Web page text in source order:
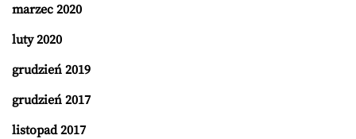
marzec 2020
luty 2020
grudzień 2019
grudzień 2017
listopad 2017